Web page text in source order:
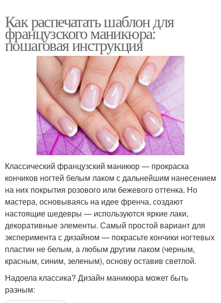
Как распечатать шаблон для
французского маникюра:
пошаговая инструкция
Классический французский маникюр — прокраска
кончиков ногтей белым лаком с дальнейшим нанесением
на них покрытия розового или бежевого оттенка. Но
мастера, основываясь на идее френча, создают
настоящие шедевры — используются яркие лаки,
декоративные элементы. Самый простой вариант для
эксперимента с дизайном — покрасьте кончики ногтевых
пластин не белым, а любым другим лаком (черным,
красным, синим, зеленым), основу оставив светлой.
Надоела классика? Дизайн маникюра может быть
разным: